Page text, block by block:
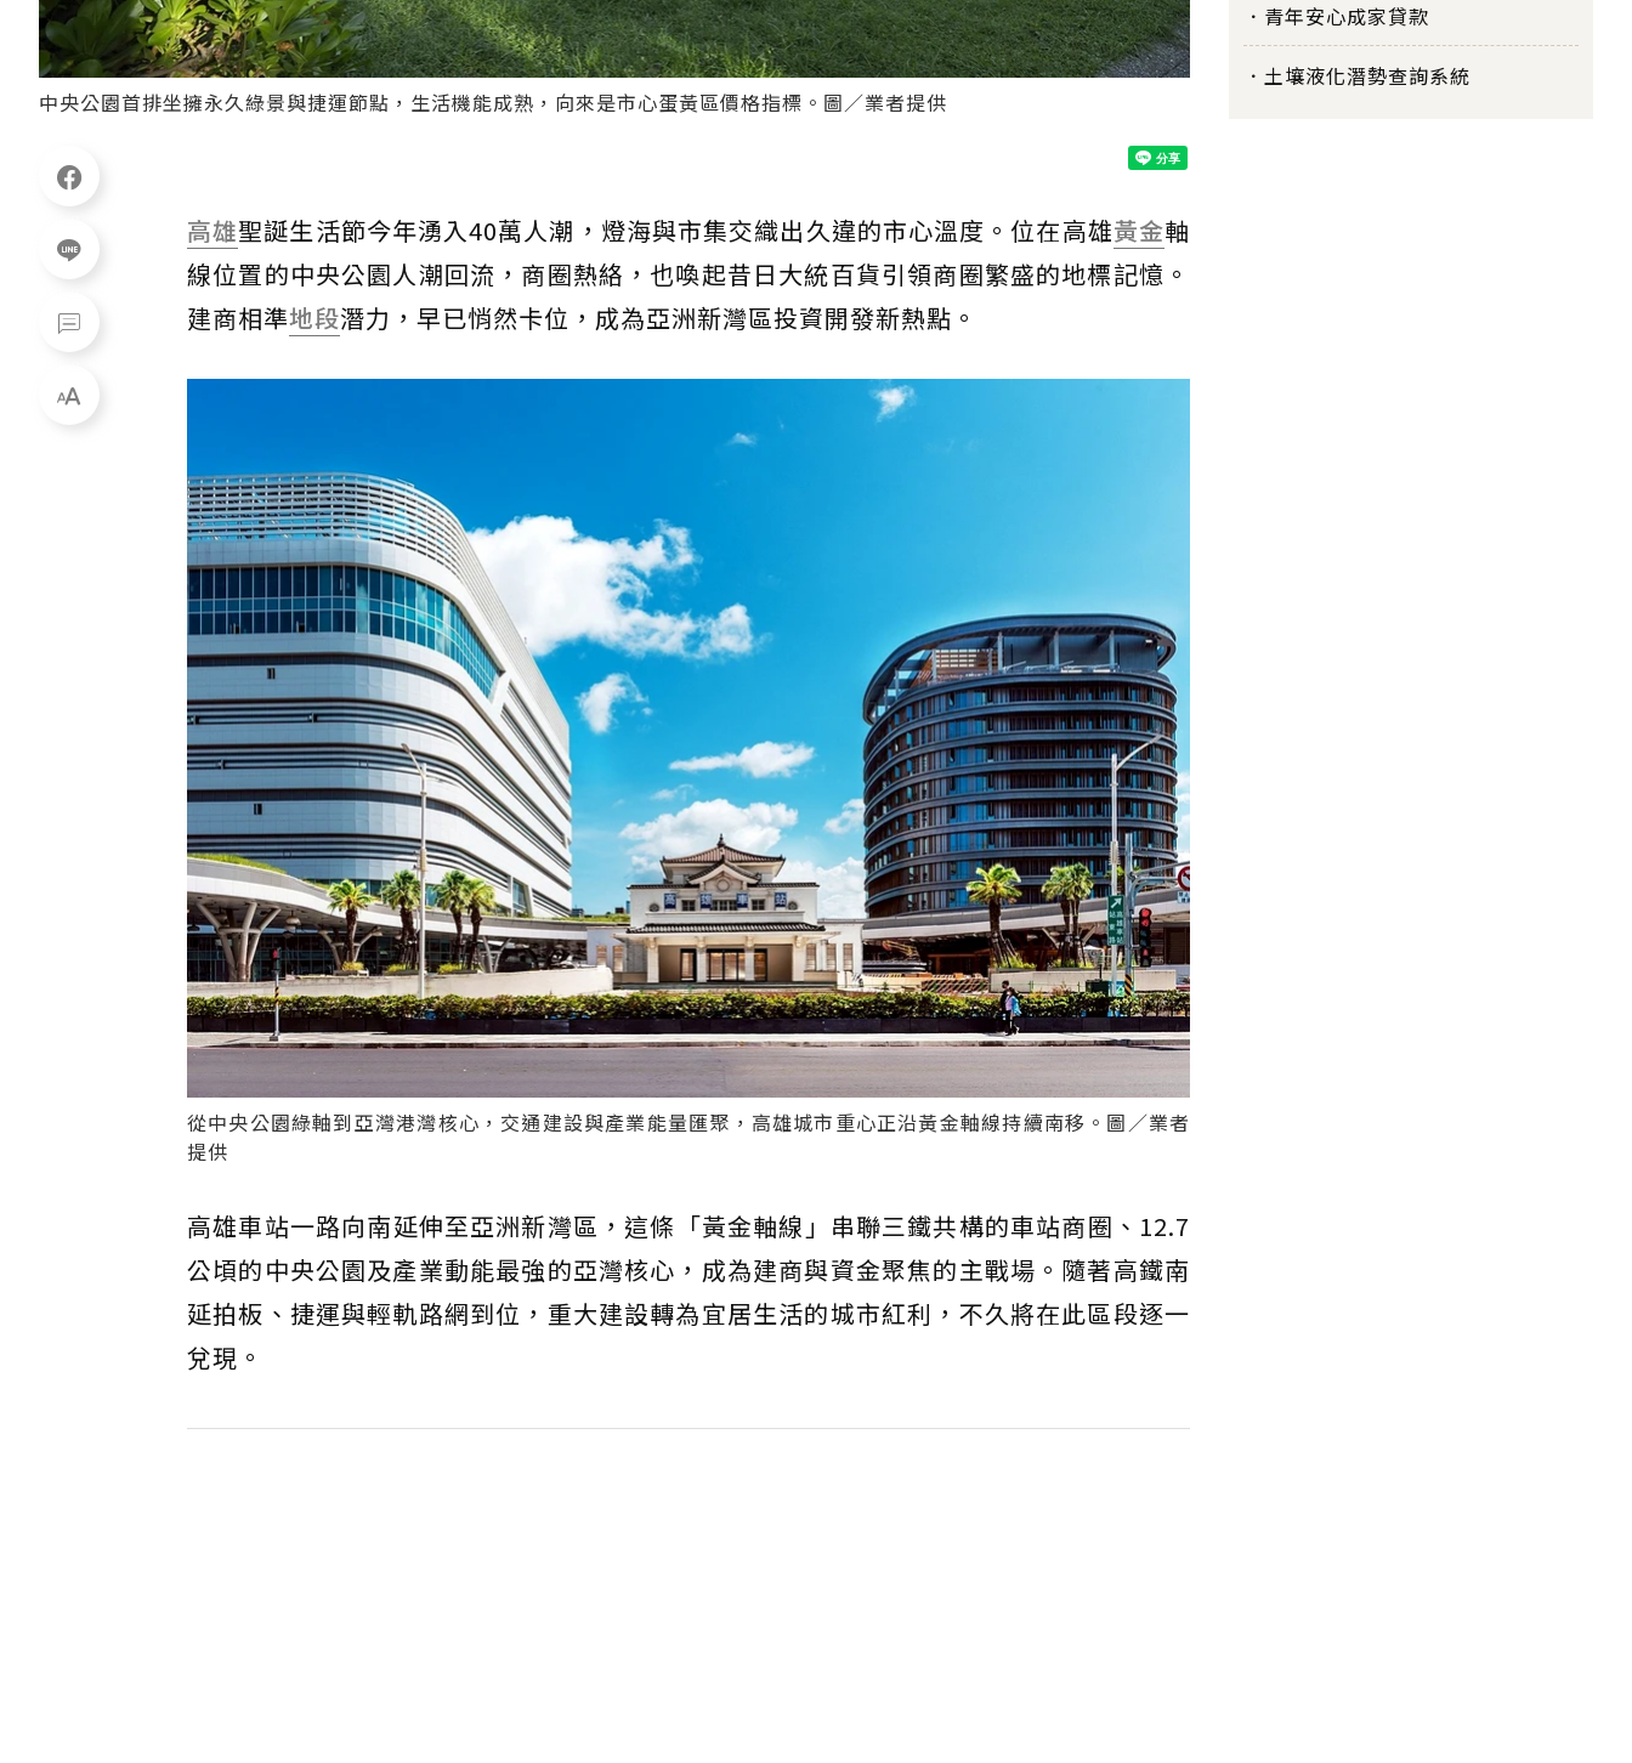
中央公園首排坐擁永久綠景與捷運節點，生活機能成熟，向來是市心蛋黃區價格指標。圖／業者提供
高雄聖誕生活節今年湧入40萬人潮，燈海與市集交織出久違的市心溫度。位在高雄黃金軸
線位置的中央公園人潮回流，商圈熱絡，也喚起昔日大統百貨引領商圈繁盛的地標記憶。
建商相準地段潛力，早已悄然卡位，成為亞洲新灣區投資開發新熱點。
從中央公園綠軸到亞灣港灣核心，交通建設與產業能量匯聚，高雄城市重心正沿黃金軸線持續南移。圖／業者
提供
高雄車站一路向南延伸至亞洲新灣區，這條「黃金軸線」串聯三鐵共構的車站商圈、12.7
公頃的中央公園及產業動能最強的亞灣核心，成為建商與資金聚焦的主戰場。隨著高鐵南
延拍板、捷運與輕軌路網到位，重大建設轉為宜居生活的城市紅利，不久將在此區段逐一
兌現。
青年安心成家貸款
土壤液化潛勢查詢系統